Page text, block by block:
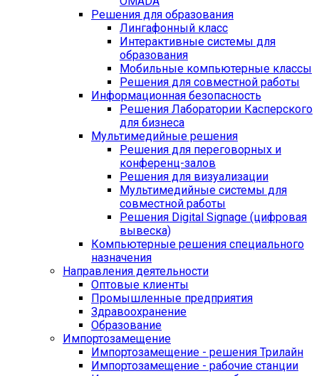
Решения для образования
Лингафонный класс
Интерактивные системы для
образования
Мобильные компьютерные классы
Решения для совместной работы
Информационная безопасность
Решения Лаборатории Касперского
для бизнеса
Мультимедийные решения
Решения для переговорных и
конференц-залов
Решения для визуализации
Мультимедийные системы для
совместной работы
Решения Digital Signage (цифровая
вывеска)
Компьютерные решения специального
назначения
Направления деятельности
Оптовые клиенты
Промышленные предприятия
Здравоохранение
Образование
Импортозамещение
Импортозамещение - решения Трилайн
Импортозамещение - рабочие станции